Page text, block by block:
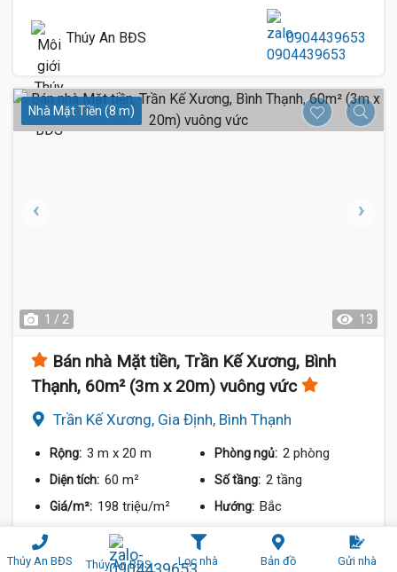
Thúy An BĐS Thúy An BĐS Lọc nhà Bản đồ Gửi nhà
Thúy An BĐS 0904439653
Nhà Mặt Tiền (8 m)
1 / 2 13
Bán nhà Mặt tiền, Trần Kế Xương, Bình
Thạnh, 60m² (3m x 20m) vuông vức
Trần Kế Xương, Gia Định, Bình Thạnh
Rộng: 3 m x 20 m Phòng ngủ: 2 phòng
Diện tích: 60 m² Số tầng: 2 tầng
Giá/m²: 198 triệu/m² Hướng: Bắc
12 tỷ So sánh Chia sẻ